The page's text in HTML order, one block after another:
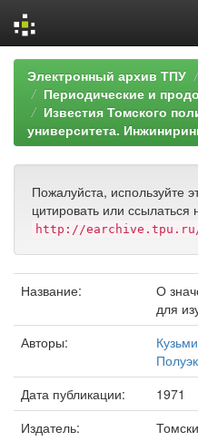
Skip
navigation
Электронный архив ТПУ
Периодические и
Известия Томского
университета.
Пожалуйста, используйте
цитировать или ссылаться
http://earchive.tpu.ru/
Название:
О
для
Авторы:
Дата публикации:
1971
Издатель: